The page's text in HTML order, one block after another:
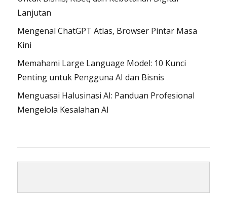
Lanjutan
Mengenal ChatGPT Atlas, Browser Pintar Masa
Kini
Memahami Large Language Model: 10 Kunci
Penting untuk Pengguna AI dan Bisnis
Menguasai Halusinasi AI: Panduan Profesional
Mengelola Kesalahan AI